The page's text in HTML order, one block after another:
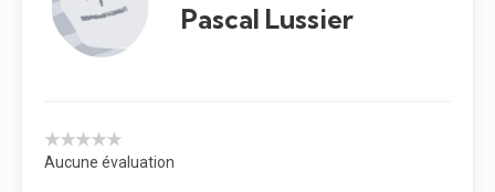
Pascal Lussier
★★★★★
Aucune évaluation